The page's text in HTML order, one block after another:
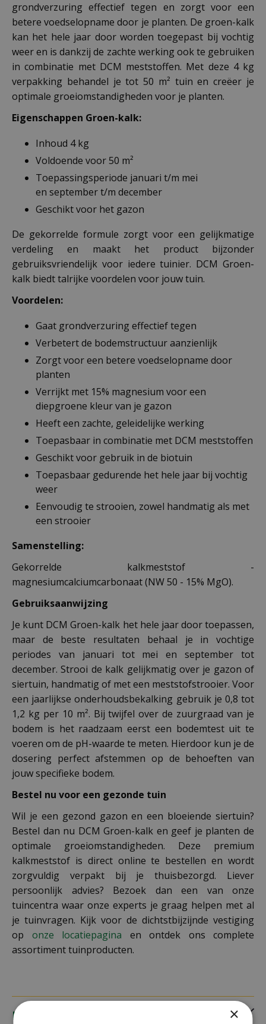
grondverzuring effectief tegen en zorgt voor een
betere voedselopname door je planten. De groen-kalk
kan het hele jaar door worden toegepast bij vochtig
weer en is dankzij de zachte werking ook te gebruiken
in combinatie met DCM meststoffen. Met deze 4 kg
verpakking behandel je tot 50 m² tuin en creëer je
optimale groeiomstandigheden voor je planten.
Eigenschappen Groen-kalk:
Inhoud 4 kg
Voldoende voor 50 m²
Toepassingsperiode januari t/m mei
en september t/m december
Geschikt voor het gazon
De gekorrelde formule zorgt voor een gelijkmatige
verdeling en maakt het product bijzonder
gebruiksvriendelijk voor iedere tuinier. DCM Groen-
kalk biedt talrijke voordelen voor jouw tuin.
Voordelen:
Gaat grondverzuring effectief tegen
Verbetert de bodemstructuur aanzienlijk
Zorgt voor een betere voedselopname door
planten
Verrijkt met 15% magnesium voor een
diepgroene kleur van je gazon
Heeft een zachte, geleidelijke werking
Toepasbaar in combinatie met DCM meststoffen
Geschikt voor gebruik in de biotuin
Toepasbaar gedurende het hele jaar bij vochtig
weer
Eenvoudig te strooien, zowel handmatig als met
een strooier
Samenstelling:
Gekorrelde kalkmeststof -
magnesiumcalciumcarbonaat (NW 50 - 15% MgO).
Gebruiksaanwijzing
Je kunt DCM Groen-kalk het hele jaar door toepassen,
maar de beste resultaten behaal je in vochtige
periodes van januari tot mei en september tot
december. Strooi de kalk gelijkmatig over je gazon of
siertuin, handmatig of met een meststofstrooier. Voor
een jaarlijkse onderhoudsbekalking gebruik je 0,8 tot
1,2 kg per 10 m². Bij twijfel over de zuurgraad van je
bodem is het raadzaam eerst een bodemtest uit te
voeren om de pH-waarde te meten. Hierdoor kun je de
dosering perfect afstemmen op de behoeften van
jouw specifieke bodem.
Bestel nu voor een gezonde tuin
Wil je een gezond gazon en een bloeiende siertuin?
Bestel dan nu DCM Groen-kalk en geef je planten de
optimale groeiomstandigheden. Deze premium
kalkmeststof is direct online te bestellen en wordt
zorgvuldig verpakt bij je thuisbezorgd. Liever
persoonlijk advies? Bezoek dan een van onze
tuincentra waar onze experts je graag helpen met al
je tuinvragen. Kijk voor de dichtstbijzijnde vestiging
op onze locatiepagina en ontdek ons complete
assortiment tuinproducten.
Eigenschappen ×